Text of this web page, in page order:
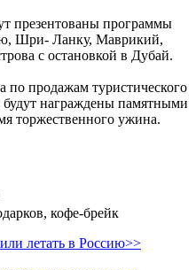
презентованы программы
Шри- Ланку, Маврикий,
с остановкой в Дубай.
по продажам туристического
награждены памятными
торжественного ужина.
кофе-брейк
летать в Россию>>